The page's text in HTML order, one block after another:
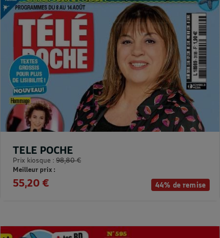
44% de remise
TELE POCHE
Prix kiosque : 98,80 €
Meilleur prix :
55,20 €